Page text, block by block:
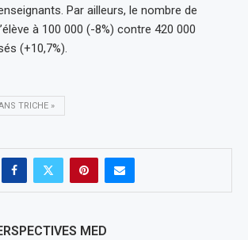
Par ailleurs, le nombre de
à 100 000 (-8%) contre 420 000
(+10,7%).
TRICHE »
MED